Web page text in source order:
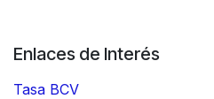
Enlaces de Interés
Tasa BCV